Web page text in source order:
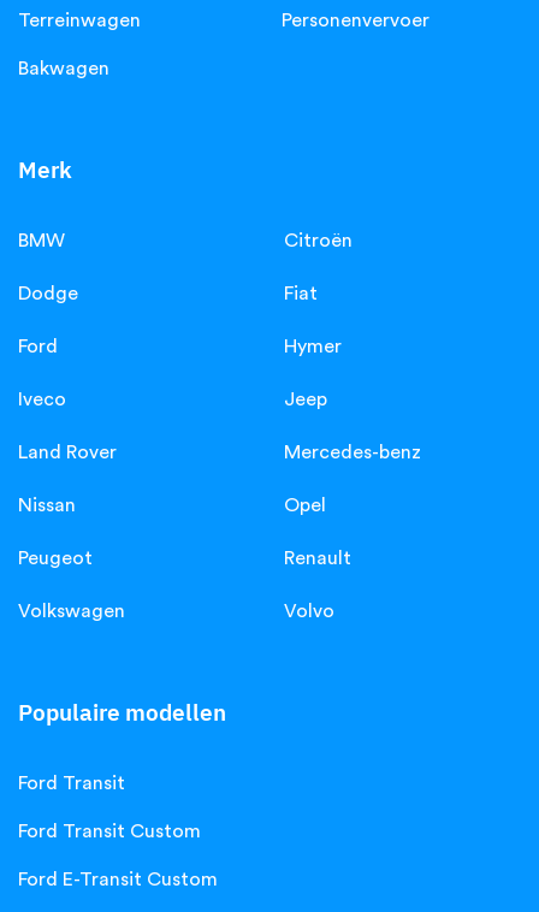
Terreinwagen Personenvervoer
Bakwagen
Merk
BMW Citroën
Dodge Fiat
Ford Hymer
Iveco Jeep
Land Rover Mercedes-benz
Nissan Opel
Peugeot Renault
Volkswagen Volvo
Populaire modellen
Ford Transit
Ford Transit Custom
Ford E-Transit Custom